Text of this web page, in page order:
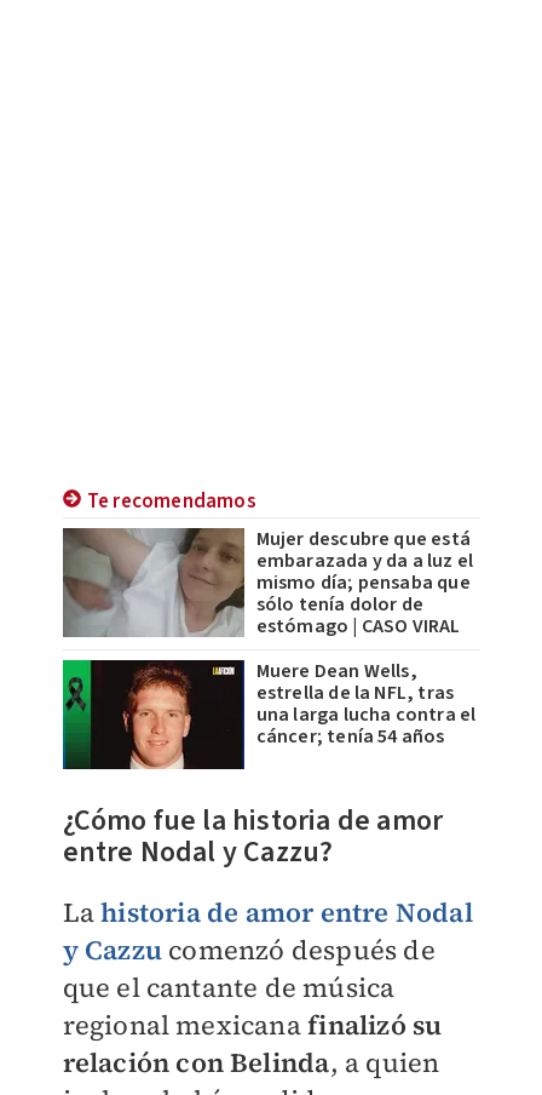
Te recomendamos
Mujer descubre que está
embarazada y da a luz el
mismo día; pensaba que
sólo tenía dolor de
estómago | CASO VIRAL
Muere Dean Wells,
estrella de la NFL, tras
una larga lucha contra el
cáncer; tenía 54 años
¿Cómo fue la historia de amor
entre Nodal y Cazzu?
Lahistoria de amor entre Nodal
y Cazzucomenzó después de
que el cantante de música
regional mexicanafinalizó su
relación con Belinda, a quien